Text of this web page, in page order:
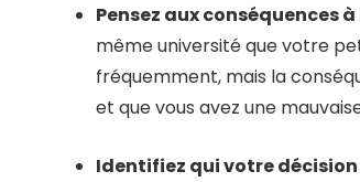
Pensez aux conséquences
même université que votre
fréquemment, mais la
et que vous avez une
Identifiez qui votre